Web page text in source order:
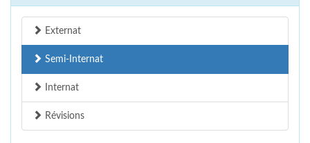
Externat
Semi-Internat
Internat
Révisions